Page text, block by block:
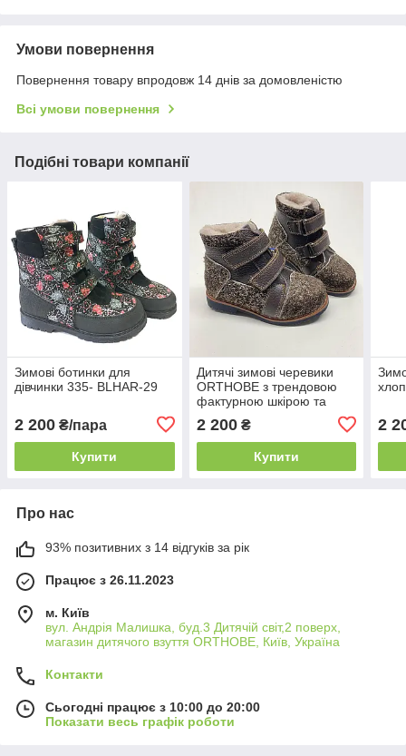
Умови повернення
Повернення товару впродовж 14 днів за домовленістю
Всі умови повернення
Подібні товари компанії
Зимові ботинки для
дівчинки 335- BLHAR-29
2 200 ₴/пара
Купити
Дитячі зимові черевики
ORTHOBE з трендовою
фактурною шкірою та
хутром — розміри 25–28
2 200₴
Купити
2
Про нас
93% позитивних з 14 відгуків за рік
Працює з 26.11.2023
м. Київ
вул. Андрія Малишка, буд.3 Дитячій світ,2 поверх,
магазин дитячого взуття ORTHOBE, Київ, Україна
Контакти
Сьогодні працює з 10:00 до 20:00
Показати весь графік роботи